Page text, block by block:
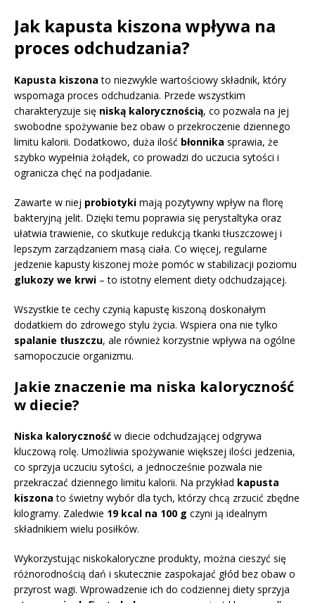
Jak kapusta kiszona wpływa na
proces odchudzania?
Kapusta kiszona to niezwykle wartościowy składnik, który
wspomaga proces odchudzania. Przede wszystkim
charakteryzuje się niską kalorycznością, co pozwala na jej
swobodne spożywanie bez obaw o przekroczenie dziennego
limitu kalorii. Dodatkowo, duża ilość błonnika sprawia, że
szybko wypełnia żołądek, co prowadzi do uczucia sytości i
ogranicza chęć na podjadanie.
Zawarte w niej probiotyki mają pozytywny wpływ na florę
bakteryjną jelit. Dzięki temu poprawia się perystaltyka oraz
ułatwia trawienie, co skutkuje redukcją tkanki tłuszczowej i
lepszym zarządzaniem masą ciała. Co więcej, regularne
jedzenie kapusty kiszonej może pomóc w stabilizacji poziomu
glukozy we krwi – to istotny element diety odchudzającej.
Wszystkie te cechy czynią kapustę kiszoną doskonałym
dodatkiem do zdrowego stylu życia. Wspiera ona nie tylko
spalanie tłuszczu, ale również korzystnie wpływa na ogólne
samopoczucie organizmu.
Jakie znaczenie ma niska kaloryczność
w diecie?
Niska kaloryczność w diecie odchudzającej odgrywa
kluczową rolę. Umożliwia spożywanie większej ilości jedzenia,
co sprzyja uczuciu sytości, a jednocześnie pozwala nie
przekraczać dziennego limitu kalorii. Na przykład kapusta
kiszona to świetny wybór dla tych, którzy chcą zrzucić zbędne
kilogramy. Zaledwie 19 kcal na 100 g czyni ją idealnym
składnikiem wielu posiłków.
Wykorzystując niskokaloryczne produkty, można cieszyć się
różnorodnością dań i skutecznie zaspokajać głód bez obaw o
przyrost wagi. Wprowadzenie ich do codziennej diety sprzyja